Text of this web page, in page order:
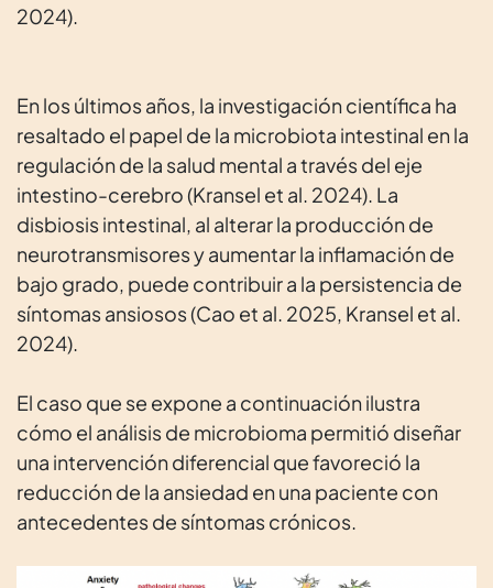
2024).
En los últimos años, la investigación científica ha
resaltado el papel de la microbiota intestinal en la
regulación de la salud mental a través del eje
intestino-cerebro (Kransel et al. 2024). La
disbiosis intestinal, al alterar la producción de
neurotransmisores y aumentar la inflamación de
bajo grado, puede contribuir a la persistencia de
síntomas ansiosos (Cao et al. 2025, Kransel et al.
2024).
El caso que se expone a continuación ilustra
cómo el análisis de microbioma permitió diseñar
una intervención diferencial que favoreció la
reducción de la ansiedad en una paciente con
antecedentes de síntomas crónicos.